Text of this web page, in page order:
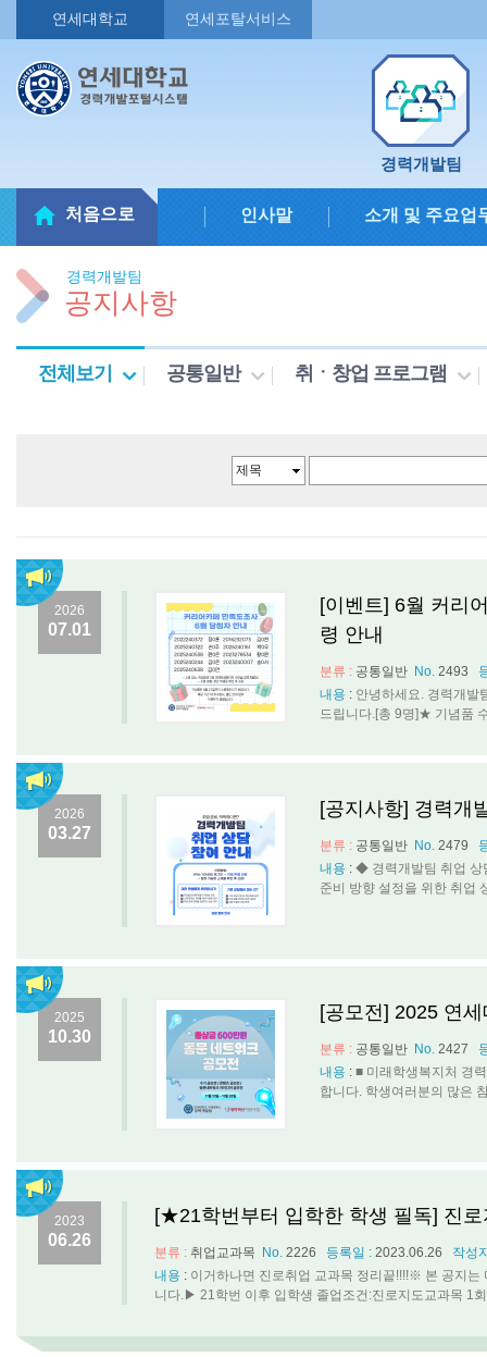
연세대학교 연세포탈서비스
경력개발팀
처음으로 인사말 소개 및 주요업
경력개발팀
공지사항
전체보기 공통일반 취ㆍ창업 프로그램
2026
07.01
[이벤트] 6월 커리
령 안내
분류 : 공통일반 No. 2493
내용 : 안녕하세요. 경력개발
드립니다.[총 9명]★ 기념품
2026
03.27
[공지사항] 경력개
분류 : 공통일반 No. 2479
내용 : ◆ 경력개발팀 취업 상
준비 방향 설정을 위한 취업
2025
10.30
[공모전] 2025 연
분류 : 공통일반 No. 2427
내용 : ■ 미래학생복지처 경
합니다. 학생여러분의 많은
2023
06.26
[★21학번부터 입학한 학생 필독] 진
분류 : 취업교과목 No. 2226 등록일 : 2023.06.26
작성
내용 : 이거하나면 진로취업 교과목 정리끝!!!!※ 본 공지
니다.▶ 21학번 이후 입학생 졸업조건:진로지도교과목 1